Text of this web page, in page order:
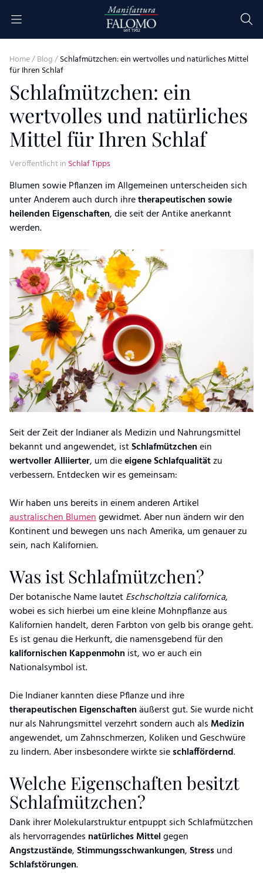
seit 1962
Home/Blog/Schlafmützchen: ein wertvolles und natürliches Mittel
für Ihren Schlaf
Schlafmützchen: ein
wertvolles und natürliches
Mittel für Ihren Schlaf
Veröffentlicht in Schlaf Tipps
Blumen sowie Pflanzen im Allgemeinen unterscheiden sich
unter Anderem auch durch ihretherapeutischen sowie
heilenden Eigenschaften, die seit der Antike anerkannt
werden.
Seit der Zeit der Indianer als Medizin und Nahrungsmittel
bekannt und angewendet, istSchlafmützchenein
wertvoller Alliierter, um dieeigene Schlafqualitätzu
verbessern. Entdecken wir es gemeinsam:
Wir haben uns bereits in einem anderen Artikel
australischen Blumengewidmet. Aber nun ändern wir den
Kontinent und bewegen uns nach Amerika, um genauer zu
sein, nach Kalifornien.
Was ist Schlafmützchen?
Der botanische Name lautetEschscholtzia californica,
wobei es sich hierbei um eine kleine Mohnpflanze aus
Kalifornien handelt, deren Farbton von gelb bis orange geht.
Es ist genau die Herkunft, die namensgebend für den
kalifornischen Kappenmohn ist, wo er auch ein
Nationalsymbol ist.
Die Indianer kannten diese Pflanze und ihre
therapeutischen Eigenschaftenäußerst gut. Sie wurde nicht
nur als Nahrungsmittel verzehrt sondern auch als Medizin
angewendet, um Zahnschmerzen, Koliken und Geschwüre
zu lindern. Aber insbesondere wirkte sieschlaffördernd.
Welche Eigenschaften besitzt
Schlafmützchen?
Dank ihrer Molekularstruktur entpuppt sich Schlafmützchen
als hervorragendes natürliches Mittelgegen
Angstzustände,Stimmungsschwankungen,Stressund
Schlafstörungen.